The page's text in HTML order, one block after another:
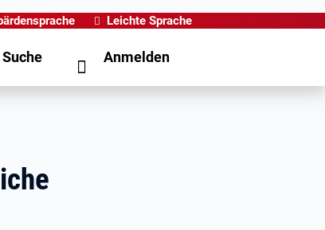
Leichte Sprache
Suche Anmelden